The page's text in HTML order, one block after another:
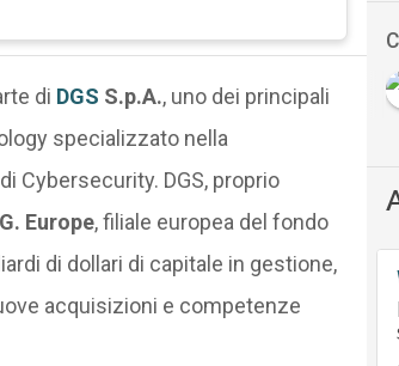
di DGS S.p.A., uno dei principali
specializzato nella
Cybersecurity. DGS, proprio
Europe, filiale europea del fondo
di dollari di capitale in gestione,
acquisizioni e competenze